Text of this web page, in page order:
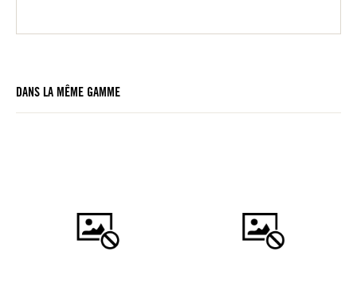
DANS LA MÊME GAMME